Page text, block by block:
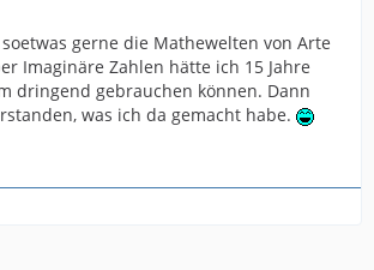
gerne die Mathewelten von Arte
Imaginäre Zahlen hätte ich 15 Jahre
dringend gebrauchen können. Dann
was ich da gemacht habe.